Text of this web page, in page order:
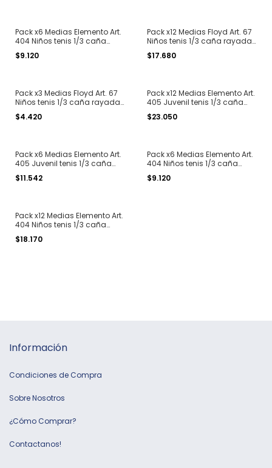
Pack x6 Medias Elemento Art.
404 Niños tenis 1/3 caña
estampadas T. 1 al 3
$9.120
Pack x12 Medias Floyd Art. 67
Niños tenis 1/3 caña rayadas
T. 2 al 4
$17.680
Pack x3 Medias Floyd Art. 67
Niños tenis 1/3 caña rayadas
T. 2 al 4
$4.420
Pack x12 Medias Elemento Art.
405 Juvenil tenis 1/3 caña
estampadas T. 4 y 5
$23.050
Pack x6 Medias Elemento Art.
405 Juvenil tenis 1/3 caña
estampadas T. 4 y 5
$11.542
Pack x6 Medias Elemento Art.
404 Niños tenis 1/3 caña
lisas T. 1 al 3
$9.120
Pack x12 Medias Elemento Art.
404 Niños tenis 1/3 caña
lisas T. 1 al 3
$18.170
Información
Condiciones de Compra
Sobre Nosotros
¿Cómo Comprar?
Contactanos!